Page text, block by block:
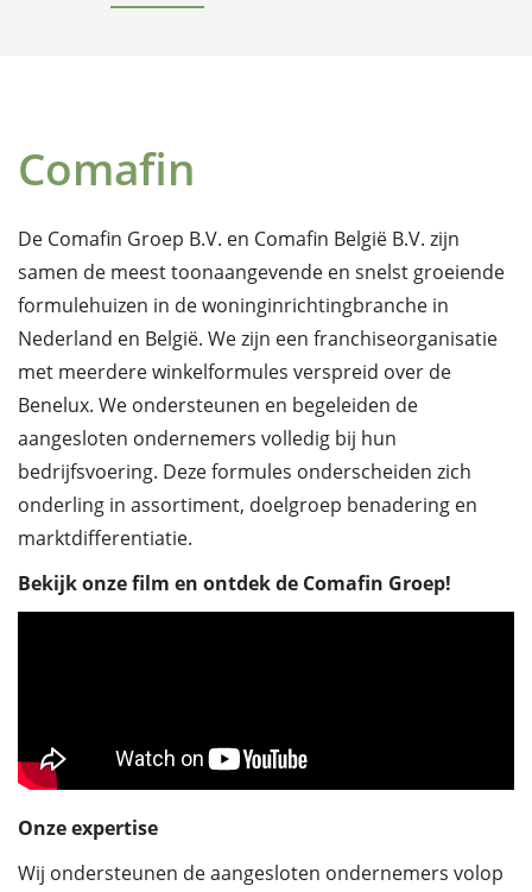
Comafin
De Comafin Groep B.V. en Comafin België B.V. zijn
samen de meest toonaangevende en snelst groeiende
formulehuizen in de woninginrichtingbranche in
Nederland en België. We zijn een franchiseorganisatie
met meerdere winkelformules verspreid over de
Benelux. We ondersteunen en begeleiden de
aangesloten ondernemers volledig bij hun
bedrijfsvoering. Deze formules onderscheiden zich
onderling in assortiment, doelgroep benadering en
marktdifferentiatie.
Bekijk onze film en ontdek de Comafin Groep!
Onze expertise
Wij ondersteunen de aangesloten ondernemers volop